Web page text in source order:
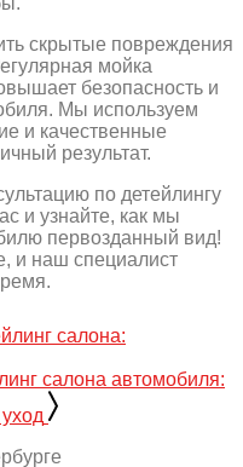
скрытые повреждения
мойка
безопасность и
Мы используем
и качественные
результат.
по детейлингу
и узнайте, как мы
первозданный вид!
и наш специалист
салона:
салона автомобиля: